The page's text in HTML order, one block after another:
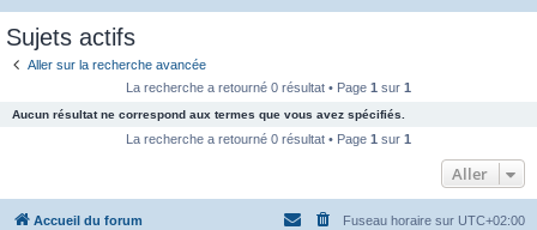
c
e
Sujets actifs
Aller sur la recherche avancée
La recherche a retourné 0 résultat • Page 1 sur 1
Aucun résultat ne correspond aux termes que vous avez spécifiés.
La recherche a retourné 0 résultat • Page 1 sur 1
Aller
Accueil du forum Fuseau horaire sur UTC+02:00